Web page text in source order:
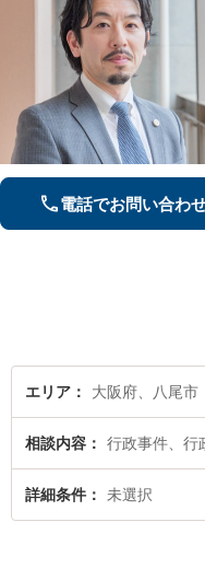
電話でお問い合わ
エリア 大阪府、八尾市
相談内容 行政事件、行
詳細条件 未選択